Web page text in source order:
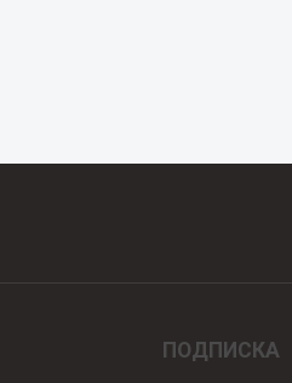
ПОДПИСКА